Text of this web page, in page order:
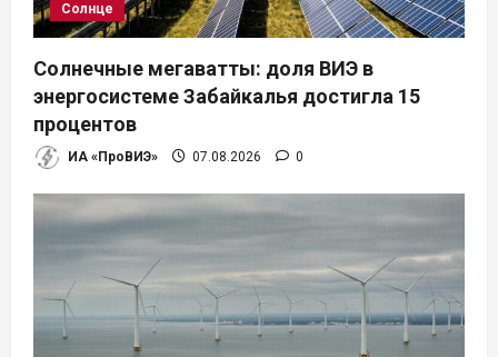
Солнце
Солнечные мегаватты: доля ВИЭ в
энергосистеме Забайкалья достигла 15
процентов
ИА «ПроВИЭ» 07.08.2026 0